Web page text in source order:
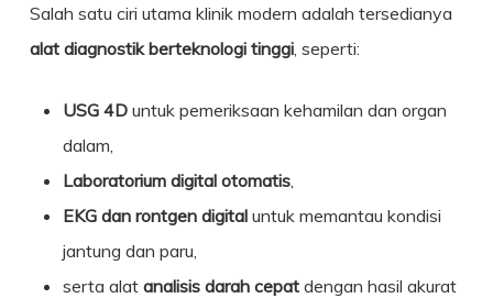
Salah satu ciri utama klinik modern adalah tersedianya
alat diagnostik berteknologi tinggi, seperti:
USG 4Duntuk pemeriksaan kehamilan dan organ
dalam,
Laboratorium digital otomatis,
EKG dan rontgen digitaluntuk memantau kondisi
jantung dan paru,
serta alat analisis darah cepatdengan hasil akurat